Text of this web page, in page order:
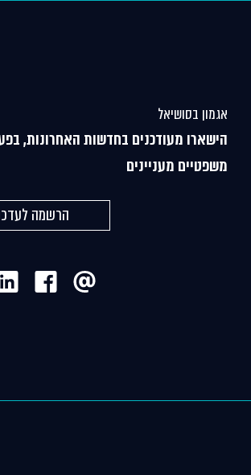
אגמון בסושיאל
הישארו מעודכנים בחדשות האחרונות,
משפטיים מעניינים
הרשמה